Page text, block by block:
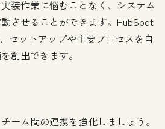
装作業に悩むことなく、システム
させることができます。HubSpot
セットアップや主要プロセスを自
創出できます。
ーム間の連携を強化しましょう。